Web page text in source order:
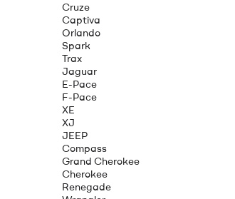
Cruze
Captiva
Orlando
Spark
Trax
Jaguar
E-Pace
F-Pace
XE
XJ
JEEP
Compass
Grand Cherokee
Cherokee
Renegade